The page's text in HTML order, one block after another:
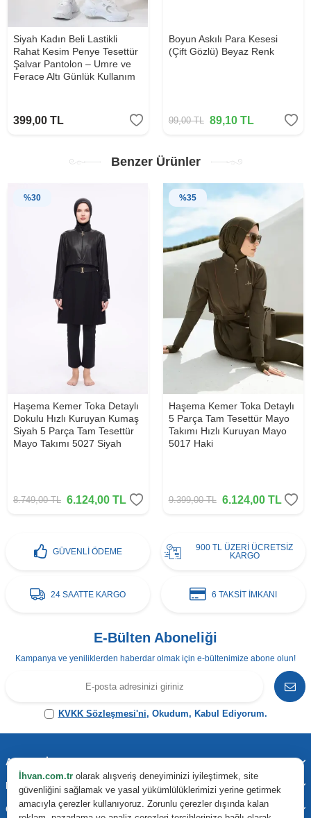
Siyah Kadın Beli Lastikli
Rahat Kesim Penye Tesettür
Şalvar Pantolon – Umre ve
Ferace Altı Günlük Kullanım
399,00 TL
Boyun Askılı Para Kesesi
(Çift Gözlü) Beyaz Renk
99,00TL 89,10TL
Benzer Ürünler
%30
Haşema Kemer Toka Detaylı
Dokulu Hızlı Kuruyan Kumaş
Siyah 5 Parça Tam Tesettür
Mayo Takımı 5027 Siyah
8.749,00TL 6.124,00 TL
%35
Haşema Kemer Toka Detaylı
5 Parça Tam Tesettür Mayo
Takımı Hızlı Kuruyan Mayo
5017 Haki
9.399,00TL 6.124,00TL
GÜVENLİ ÖDEME
900 TL ÜZERİ ÜCRETSİZ
KARGO
24 SAATTE KARGO 6 TAKSİT İMKANI
E-Bülten Aboneliği
Kampanya ve yeniliklerden haberdar olmak için e-bültenimize abone olun!
KVKK Sözleşmesi'ni, Okudum, Kabul Ediyorum.
Adres & İletişim
Kategoriler
Önemli Bilgiler
İhvan.com.tr olarak alışveriş deneyiminizi iyileştirmek, site
güvenliğini sağlamak ve yasal yükümlülüklerimizi yerine getirmek
amacıyla çerezler kullanıyoruz. Zorunlu çerezler dışında kalan